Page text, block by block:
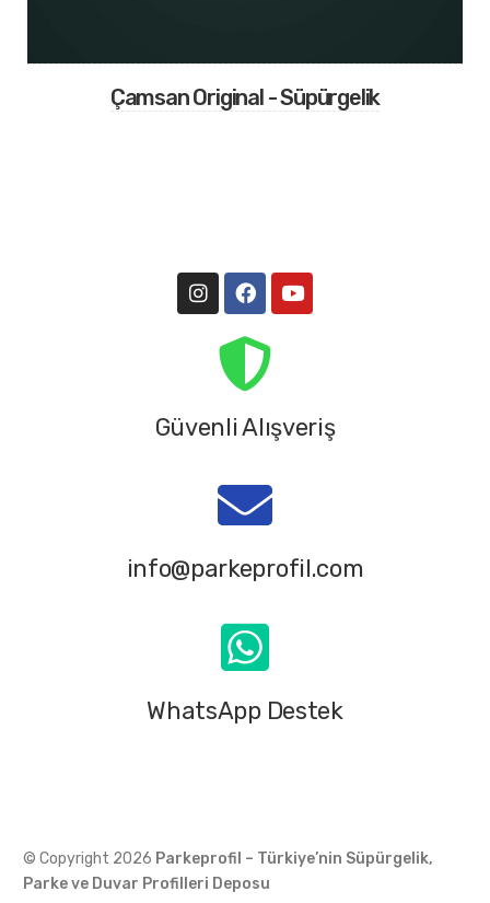
Çamsan Original - Süpürgelik
Güvenli Alışveriş
info@parkeprofil.com
WhatsApp Destek
© Copyright 2026 Parkeprofil – Türkiye’nin Süpürgelik,
Parke ve Duvar Profilleri Deposu